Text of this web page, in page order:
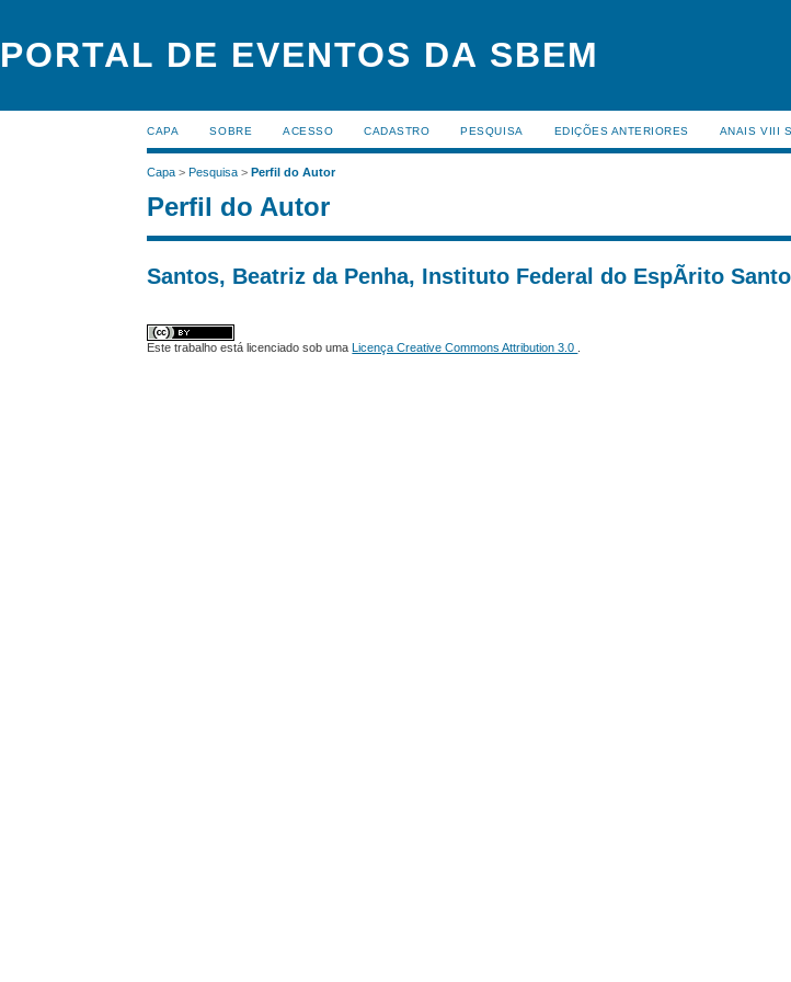
PORTAL DE EVENTOS DA SBEM
CAPA SOBRE ACESSO CADASTRO PESQUISA EDIÇÕES ANTERIORES ANAIS VIII
Capa >Pesquisa >Perfil do Autor
Perfil do Autor
Santos, Beatriz da Penha, Instituto Federal do EspÃ­rito
Este trabalho está licenciado sob uma Licença Creative Commons Attribution 3.0